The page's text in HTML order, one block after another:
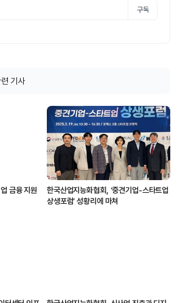
구독
기사
금융 지원
한국산업지능화협회, ‘중견기업-스타트업
상생포럼’ 성황리에 마쳐